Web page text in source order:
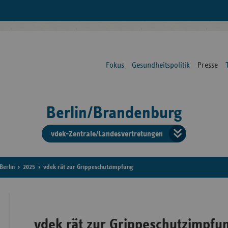
Fokus Gesundheitspolitik Presse
Berlin/Brandenburg
vdek-Zentrale/Landesvertretungen
der
Berlin 2025 vdek rät zur Grippeschutzimpfung
vdek rät zur